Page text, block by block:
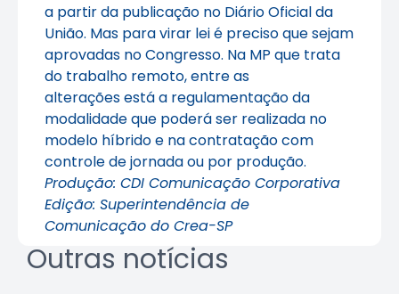
a partir da publicação no Diário Oficial da
União. Mas para virar lei é preciso que sejam
aprovadas no Congresso. Na MP que trata
do trabalho remoto, entre as
alterações está a regulamentação da
modalidade que poderá ser realizada no
modelo híbrido e na contratação com
controle de jornada ou por produção.
Produção: CDI Comunicação Corporativa
Edição: Superintendência de
Comunicação do Crea-SP
Outras notícias